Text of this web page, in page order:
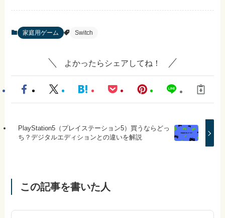
家庭用ゲーム Switch
よかったらシェアしてね！
PlayStation5（プレイステーション5）買うならどっ
ち？デジタルエディションとの違いを解説
この記事を書いた人